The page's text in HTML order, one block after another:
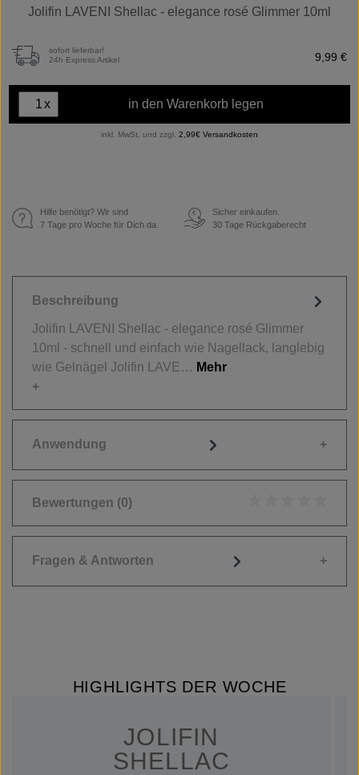
Jolifin LAVENI Shellac - elegance rosé Glimmer 10ml
sofort lieferbar!
24h Express Artikel
9,99 €
x in den Warenkorb legen
inkl. MwSt. und zzgl. 2,99€ Versandkosten
Hilfe benötigt? Wir sind
7 Tage pro Woche für Dich da.
€
Sicher einkaufen.
30 Tage Rückgaberecht
Beschreibung
Jolifin LAVENI Shellac - elegance rosé Glimmer
10ml - schnell und einfach wie Nagellack, langlebig
wie Gelnägel Jolifin LAVE… Mehr
Anwendung
Bewertungen (0)
Fragen & Antworten
HIGHLIGHTS DER WOCHE
JOLIFIN
SHELLAC